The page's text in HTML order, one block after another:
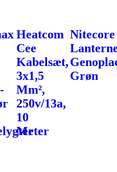
Heatcom
Cee
Kabelsæt,
3x1,5
Mm²,
250v/13a,
10
Meter
Nitecore
Grøn